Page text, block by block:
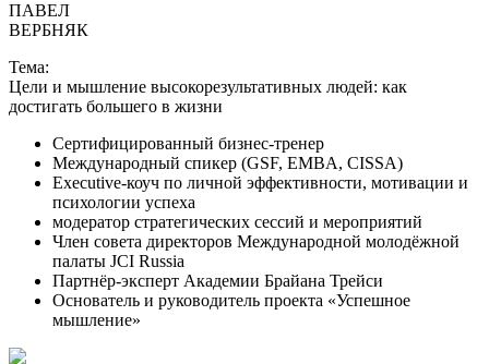
ПАВЕЛ
ВЕРБНЯК
Тема:
Цели и мышление высокорезультативных людей: как
достигать большего в жизни
Сертифицированный бизнес-тренер
Международный спикер (GSF, EMBA, CISSA)
Executive-коуч по личной эффективности, мотивации и
психологии успеха
модератор стратегических сессий и мероприятий
Член совета директоров Международной молодёжной
палаты JCI Russia
Партнёр-эксперт Академии Брайана Трейси
Основатель и руководитель проекта «Успешное
мышление»